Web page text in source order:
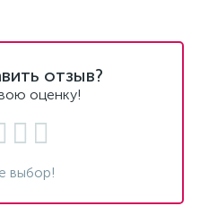
отзыв?
оценку!
выбор!